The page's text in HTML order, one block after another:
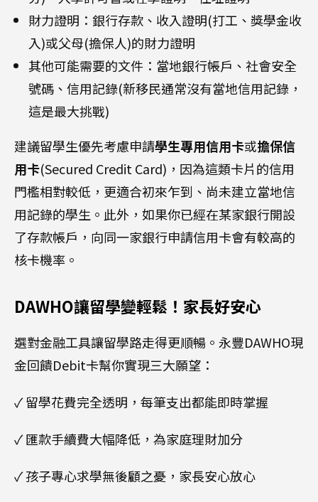
財力證明：銀行存款、收入證明(打工、獎學金收
入)或父母(擔保人)的財力證明
其他可能需要的文件：當地銀行帳戶、社會安全
號碼、信用記錄(新移民通常沒有當地信用記錄，
這是最大挑戰)
建議留學生優先考慮申請學生專用信用卡或擔保信
用卡(Secured Credit Card)，因為這類卡片的信用
門檻相對較低，更適合初來乍到、尚未建立當地信
用記錄的學生。此外，如果你已經在某家銀行開設
了存款帳戶，向同一家銀行申請信用卡會有較高的
核卡機率。
DAWHO讓留學變輕鬆！家長好安心
選對金融工具讓留學路走得更順暢。永豐DAWHO現
金回饋Debit卡幫你實現三大願望：
✓ 留學花費完全透明，每筆支出都能即時掌握
✓ 匯款手續費大幅降低，為家庭理財加分
✓ 孩子專心求學無後顧之憂，家長安心放心